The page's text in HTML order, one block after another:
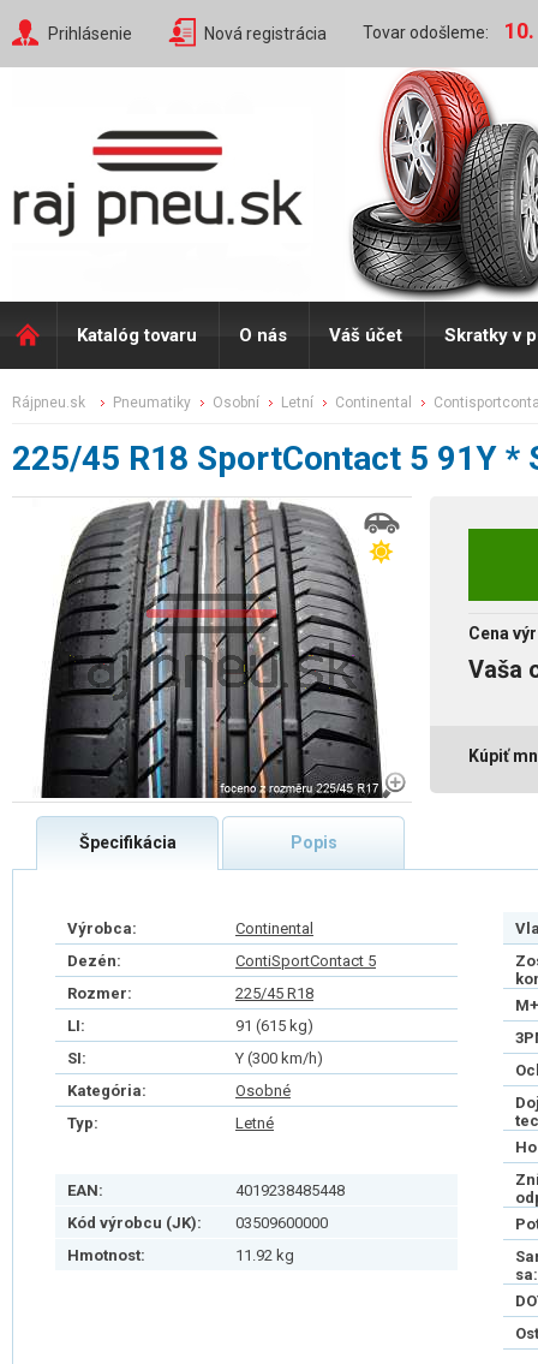
Prihlásenie Nová registrácia Tovar odošleme:
Katalóg tovaru O nás Váš účet Skratky v
rájpneu.sk pneumatiky osobní letní continental
225/45 R18 SportContact 5 91Y *
Cena
Vaša
Kúpiť
Špecifikácia Popis
Výrobca:
Continental
Dezén:
ContiSportContact 5
Rozmer:
225/45 R18
LI:
91 (615 kg)
SI:
Y (300 km/h)
Kategória:
Osobné
Typ:
Letné
EAN:
4019238485448
Kód výrobcu (JK):
03509600000
Hmotnost:
11.92 kg
sa: